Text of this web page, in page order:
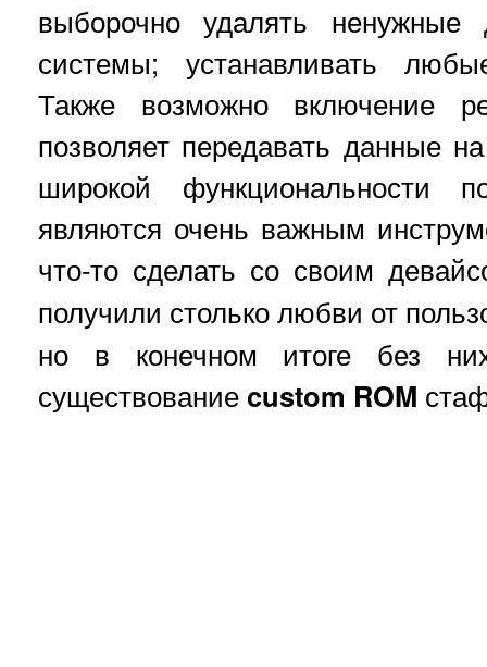
выборочно удалять
системы; устанавливать
Также возможно включение
позволяет передавать данные
широкой функциональности
являются очень важным
что-то сделать со своим
получили столько любви от
но в конечном итоге без
существование custom ROM